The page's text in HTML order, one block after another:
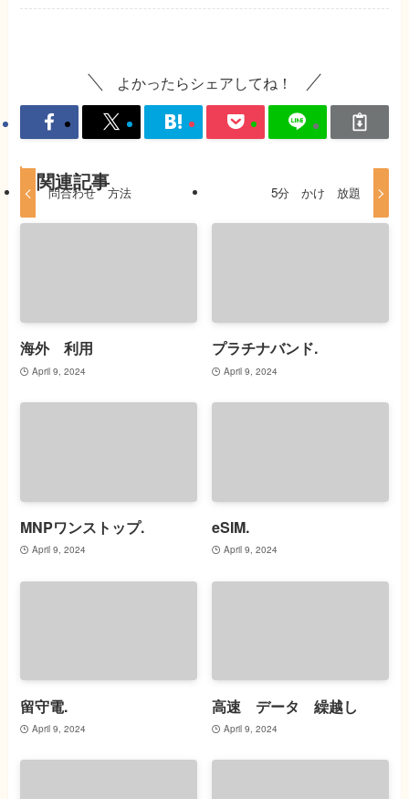
よかったらシェアしてね！
問合わせ 方法 5分 かけ 放題
関連記事
海外 利用
April 9, 2024
プラチナバンド.
April 9, 2024
MNPワンストップ.
April 9, 2024
eSIM.
April 9, 2024
留守電.
April 9, 2024
高速 データ 繰越し
April 9, 2024